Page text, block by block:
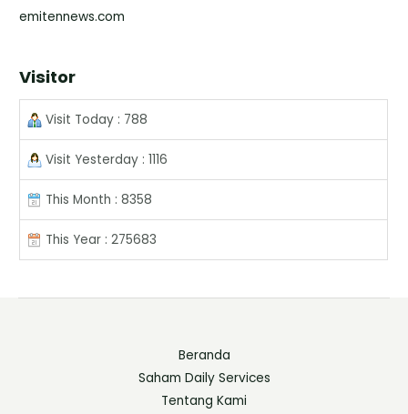
emitennews.com
Visitor
Visit Today : 788
Visit Yesterday : 1116
This Month : 8358
This Year : 275683
Beranda
Saham Daily Services
Tentang Kami